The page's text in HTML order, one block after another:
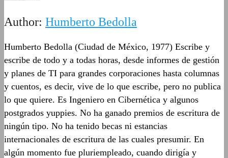
Author: Humberto Bedolla
Humberto Bedolla (Ciudad de México, 1977) Escribe y
escribe de todo y a todas horas, desde informes de gestión
y planes de TI para grandes corporaciones hasta columnas
y cuentos, es decir, vive de lo que escribe, pero no publica
lo que quiere. Es Ingeniero en Cibernética y algunos
postgrados yuppies. No ha ganado premios de escritura de
ningún tipo. No ha tenido becas ni estancias
internacionales de escritura de las cuales presumir. En
algún momento fue pluriempleado, cuando dirigía y